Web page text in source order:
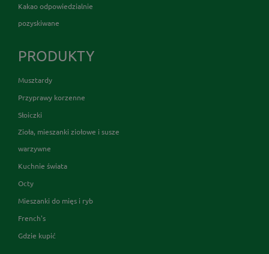
Kakao odpowiedzialnie
pozyskiwane
PRODUKTY
Musztardy
Przyprawy korzenne
Słoiczki
Zioła, mieszanki ziołowe i susze
warzywne
Kuchnie świata
Octy
Mieszanki do mięs i ryb
French's
Gdzie kupić